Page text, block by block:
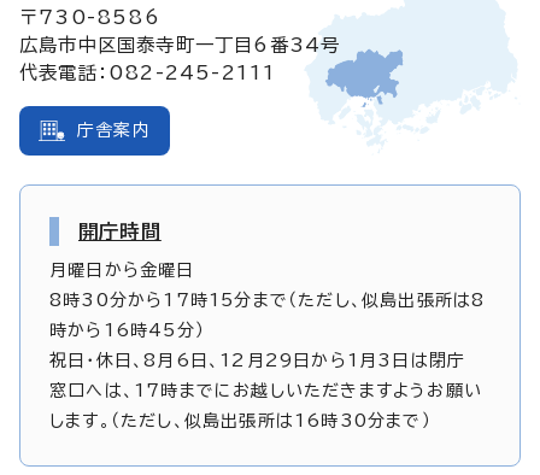
〒730-8586
広島市中区国泰寺町一丁目6番34号
代表電話：082-245-2111
庁舎案内
開庁時間
月曜日から金曜日
8時30分から17時15分まで（ただし、似島出張所は8
時から16時45分）
祝日・休日、8月6日、12月29日から1月3日は閉庁
窓口へは、17時までにお越しいただきますようお願い
します。（ただし、似島出張所は16時30分まで）